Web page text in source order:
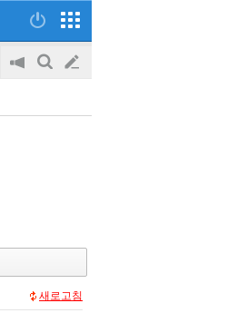
공
on/off
검
글
쓰
새로고침